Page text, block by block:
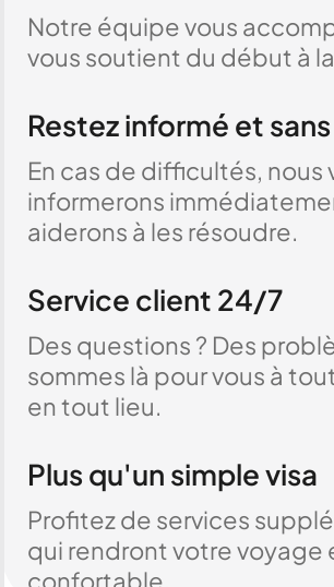
Notre équipe vous
vous soutient du début à
Restez informé et
En cas de difficultés, nous
informerons
aiderons à les résoudre.
Service client 24/7
Des questions ? Des
sommes là pour vous à
en tout lieu.
Plus qu'un simple visa
Profitez de services
qui rendront votre voyage
confortable.